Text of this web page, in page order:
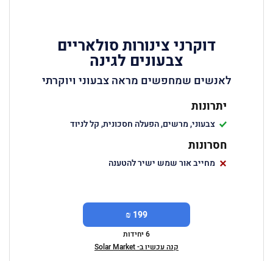
דוקרני צינורות סולאריים
צבעונים לגינה
לאנשים שמחפשים מראה צבעוני ויוקרתי
יתרונות
צבעוני, מרשים, הפעלה חסכונית, קל לניוד
חסרונות
מחייב אור שמש ישיר להטענה
199 ₪
6 יחידות
קנה עכשיו ב- Solar Market